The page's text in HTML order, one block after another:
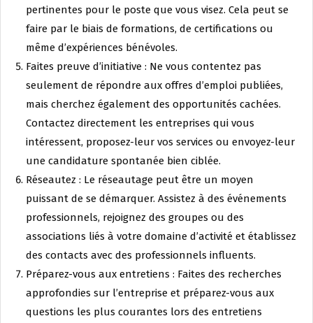
pertinentes pour le poste que vous visez. Cela peut se
faire par le biais de formations, de certifications ou
même d’expériences bénévoles.
Faites preuve d’initiative : Ne vous contentez pas
seulement de répondre aux offres d’emploi publiées,
mais cherchez également des opportunités cachées.
Contactez directement les entreprises qui vous
intéressent, proposez-leur vos services ou envoyez-leur
une candidature spontanée bien ciblée.
Réseautez : Le réseautage peut être un moyen
puissant de se démarquer. Assistez à des événements
professionnels, rejoignez des groupes ou des
associations liés à votre domaine d’activité et établissez
des contacts avec des professionnels influents.
Préparez-vous aux entretiens : Faites des recherches
approfondies sur l’entreprise et préparez-vous aux
questions les plus courantes lors des entretiens